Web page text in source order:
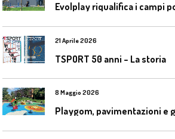
Evolplay riqualifica i campi
21 Aprile 2026
TSPORT 50 anni – La storia
8 Maggio 2026